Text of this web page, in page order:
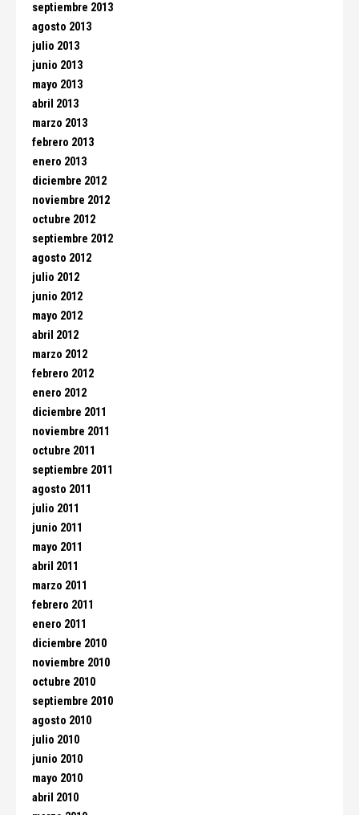
septiembre 2013
agosto 2013
julio 2013
junio 2013
mayo 2013
abril 2013
marzo 2013
febrero 2013
enero 2013
diciembre 2012
noviembre 2012
octubre 2012
septiembre 2012
agosto 2012
julio 2012
junio 2012
mayo 2012
abril 2012
marzo 2012
febrero 2012
enero 2012
diciembre 2011
noviembre 2011
octubre 2011
septiembre 2011
agosto 2011
julio 2011
junio 2011
mayo 2011
abril 2011
marzo 2011
febrero 2011
enero 2011
diciembre 2010
noviembre 2010
octubre 2010
septiembre 2010
agosto 2010
julio 2010
junio 2010
mayo 2010
abril 2010